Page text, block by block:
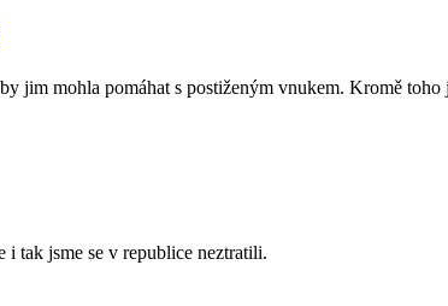
jim mohla pomáhat s postiženým vnukem. Kromě
tak jsme se v republice neztratili.